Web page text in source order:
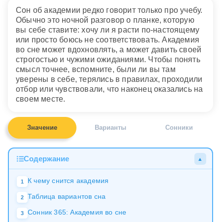
Сон об академии редко говорит только про учебу.
Обычно это ночной разговор о планке, которую
вы себе ставите: хочу ли я расти по-настоящему
или просто боюсь не соответствовать. Академия
во сне может вдохновлять, а может давить своей
строгостью и чужими ожиданиями. Чтобы понять
смысл точнее, вспомните, были ли вы там
уверены в себе, терялись в правилах, проходили
отбор или чувствовали, что наконец оказались на
своем месте.
Значение Варианты Сонники
Содержание ▲
1 К чему снится академия
2 Таблица вариантов сна
3 Сонник 365: Академия во сне